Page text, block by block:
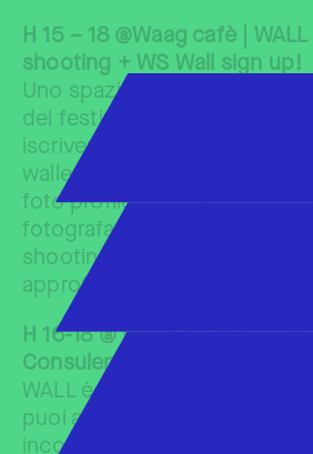
H 15 – 18 @Waag cafè |
shooting + WS Wall sign up!
Uno spazio dedicato al Wall
del festival. Puoi chiedere
iscriverti live alla
waller per una
foto profilo? Non è una
fotografa professionista per
shooting gratuito tutto il
approfittane! Ti aspettiamo
H 16-18 @ Waag +2 | Speed
Consulenze one-to-one
WALL è consulenze! Durante
puoi accedere ad uno
incontrare a tu per tu